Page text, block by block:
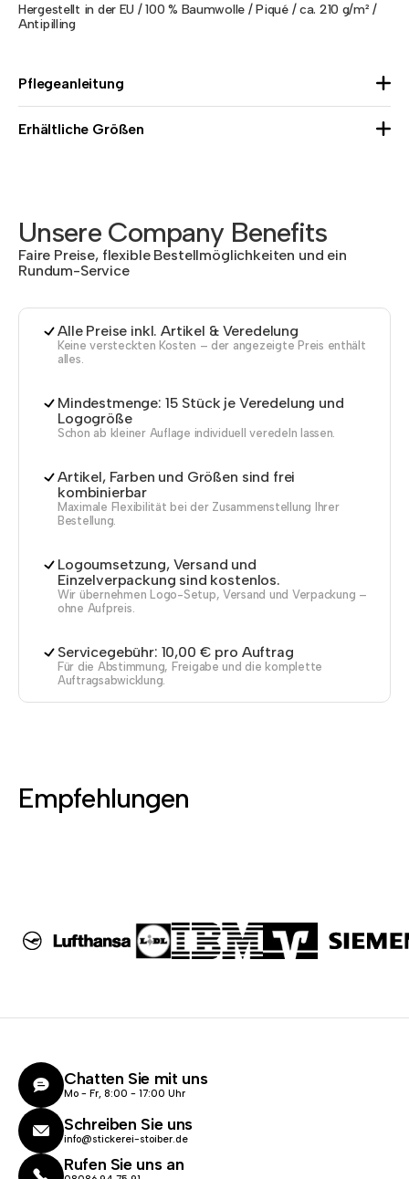
Hergestellt in der EU / 100 % Baumwolle / Piqué / ca. 210 g/m² /
Antipilling
Pflegeanleitung
Erhältliche Größen
Unsere Company Benefits
Faire Preise, flexible Bestellmöglichkeiten und ein
Rundum-Service
Alle Preise inkl. Artikel & Veredelung
Keine versteckten Kosten – der angezeigte Preis enthält
alles.
Mindestmenge: 15 Stück je Veredelung und
Logogröße
Schon ab kleiner Auflage individuell veredeln lassen.
Artikel, Farben und Größen sind frei
kombinierbar
Maximale Flexibilität bei der Zusammenstellung Ihrer
Bestellung.
Logoumsetzung, Versand und
Einzelverpackung sind kostenlos.
Wir übernehmen Logo-Setup, Versand und Verpackung –
ohne Aufpreis.
Servicegebühr: 10,00 € pro Auftrag
Für die Abstimmung, Freigabe und die komplette
Auftragsabwicklung.
Empfehlungen
Chatten Sie mit uns
Mo - Fr, 8:00 - 17:00 Uhr
Schreiben Sie uns
info@stickerei-stoiber.de
Rufen Sie uns an